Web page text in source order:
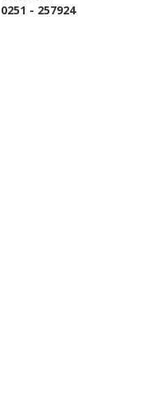
0251 - 257924